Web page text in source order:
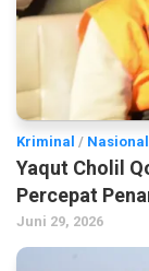
Kriminal / Nasional
Yaqut Cholil
Percepat
Juni 29, 2026